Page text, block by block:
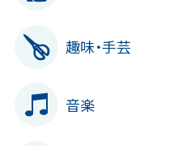
趣味・手芸
音楽